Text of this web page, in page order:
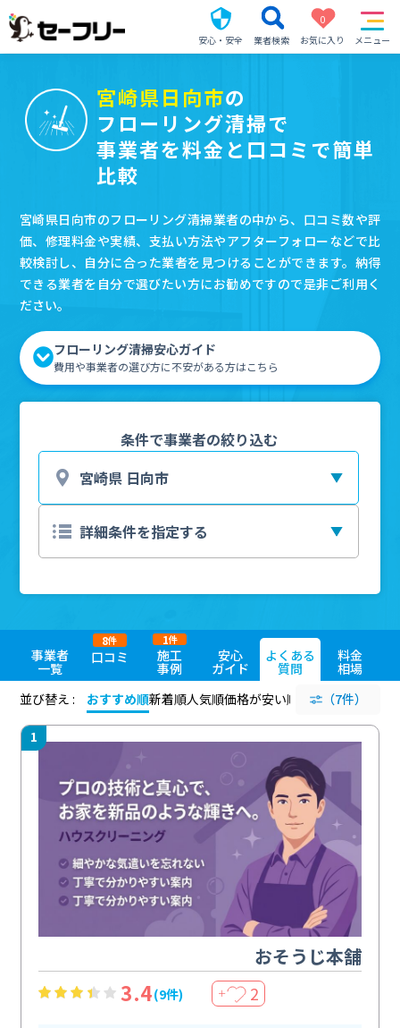
安心・安全 業者検索
0
お気に入り
メニュー
宮崎県日向市の
フローリング清掃で
事業者を料金と口コミで簡単
比較
宮崎県日向市のフローリング清掃業者の中から、口コミ数や評
価、修理料金や実績、支払い方法やアフターフォローなどで比
較検討し、自分に合った業者を見つけることができます。納得
できる業者を自分で選びたい方にお勧めですので是非ご利用く
ださい。
フローリング清掃安心ガイド
費用や事業者の選び方に不安がある方はこちら
条件で事業者の絞り込む
事業者
一覧
口コミ
8件
施工
事例
1件
安心
ガイド
よくある
質問
料金
相場
並び替え :
おすすめ順新着順人気順価格が安い順 評価が高い順
（7件）
1
おそうじ本舗
3.4(9件) ＋ 2